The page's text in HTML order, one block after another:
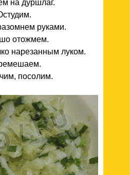
на дуршлаг.
руками.
отожмем.
нарезанным луком.
посолим.